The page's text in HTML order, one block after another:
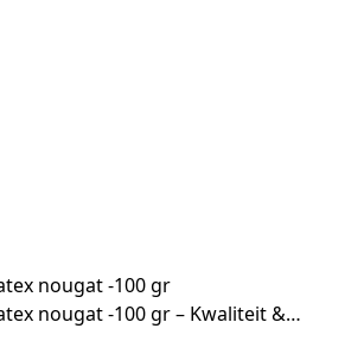
nougat -100 gr
nougat -100 gr – Kwaliteit &…